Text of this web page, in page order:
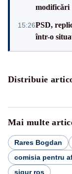
modificări
15:26PSD,
într-o
Distribuie
Mai multe
Rares Bogdan
comisia pentru
sigur ros